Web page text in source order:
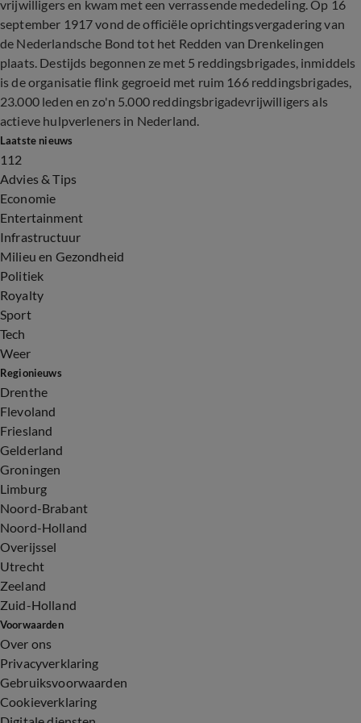
vrijwilligers en kwam met een verrassende mededeling. Op 16
september 1917 vond de officiële oprichtingsvergadering van
de Nederlandsche Bond tot het Redden van Drenkelingen
plaats. Destijds begonnen ze met 5 reddingsbrigades, inmiddels
is de organisatie flink gegroeid met ruim 166 reddingsbrigades,
23.000 leden en zo'n 5.000 reddingsbrigadevrijwilligers als
actieve hulpverleners in Nederland.
Laatste nieuws
112
Advies & Tips
Economie
Entertainment
Infrastructuur
Milieu en Gezondheid
Politiek
Royalty
Sport
Tech
Weer
Regionieuws
Drenthe
Flevoland
Friesland
Gelderland
Groningen
Limburg
Noord-Brabant
Noord-Holland
Overijssel
Utrecht
Zeeland
Zuid-Holland
Voorwaarden
Over ons
Privacyverklaring
Gebruiksvoorwaarden
Cookieverklaring